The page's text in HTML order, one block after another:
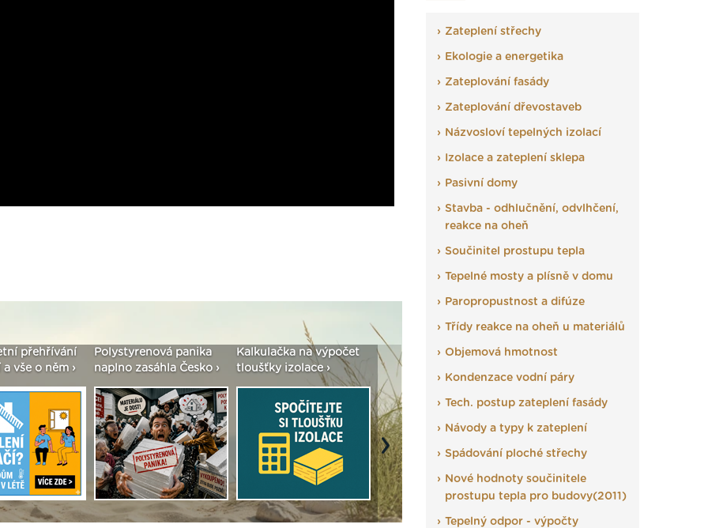
přehřívání
vše o něm ›
Polystyrenová panika
naplno zasáhla Česko ›
Kalkulačka na výpočet
tloušťky izolace ›
Seriál: Fasády ETICS a
vše podstatné v kostce ›
Vyberte si izolaci a pak
Next
Zateplení střechy
Ekologie a energetika
Zateplování fasády
Zateplování dřevostaveb
Názvosloví tepelných izolací
Izolace a zateplení sklepa
Pasivní domy
Stavba - odhlučnění, odvlhčení,
reakce na oheň
Součinitel prostupu tepla
Tepelné mosty a plísně v domu
Paropropustnost a difúze
Třídy reakce na oheň u materiálů
Objemová hmotnost
Kondenzace vodní páry
Tech. postup zateplení fasády
Návody a typy k zateplení
Spádování ploché střechy
Nové hodnoty součinitele
prostupu tepla pro budovy(2011)
Tepelný odpor - výpočty